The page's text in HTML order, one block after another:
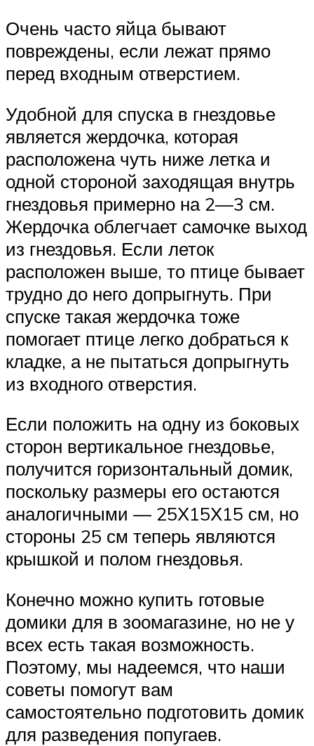
Очень часто яйца бывают
повреждены, если лежат прямо
перед входным отверстием.
Удобной для спуска в гнездовье
является жердочка, которая
расположена чуть ниже летка и
одной стороной заходящая внутрь
гнездовья примерно на 2—3 см.
Жердочка облегчает самочке выход
из гнездовья. Если леток
расположен выше, то птице бывает
трудно до него допрыгнуть. При
спуске такая жердочка тоже
помогает птице легко добраться к
кладке, а не пытаться допрыгнуть
из входного отверстия.
Если положить на одну из боковых
сторон вертикальное гнездовье,
получится горизонтальный домик,
поскольку размеры его остаются
аналогичными — 25Х15Х15 см, но
стороны 25 см теперь являются
крышкой и полом гнездовья.
Конечно можно купить готовые
домики для в зоомагазине, но не у
всех есть такая возможность.
Поэтому, мы надеемся, что наши
советы помогут вам
самостоятельно подготовить домик
для разведения попугаев.